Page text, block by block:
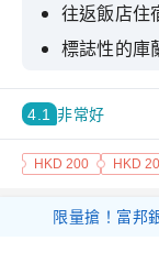
往返飯店住
標誌性的庫
參加軍鴨雨
4.1 非常好
HKD 200 HKD 20